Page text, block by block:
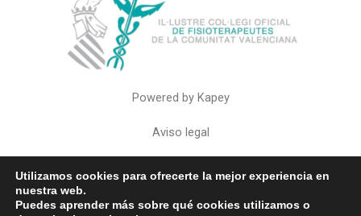
Powered by Kapey
Aviso legal
Política de cookies
Utilizamos cookies para ofrecerte la mejor experiencia en
nuestra web.
Puedes aprender más sobre qué cookies utilizamos o